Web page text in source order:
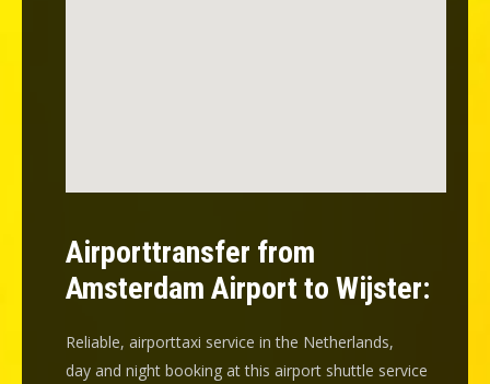
Airporttransfer from
Amsterdam Airport to Wijster:
Reliable, airporttaxi service in the Netherlands,
day and night booking at this airport shuttle service